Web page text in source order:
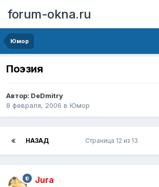
forum-okna.ru
Юмор
Поэзия
Автор: DeDmitry
8 февраля, 2006 в Юмор
НАЗАД Страница 12 из 13
Jura